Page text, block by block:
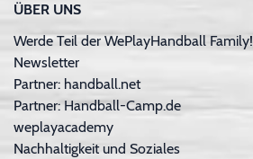
ÜBER UNS
Werde Teil der WePlayHandball Family!
Newsletter
Partner: handball.net
Partner: Handball-Camp.de
weplayacademy
Nachhaltigkeit und Soziales